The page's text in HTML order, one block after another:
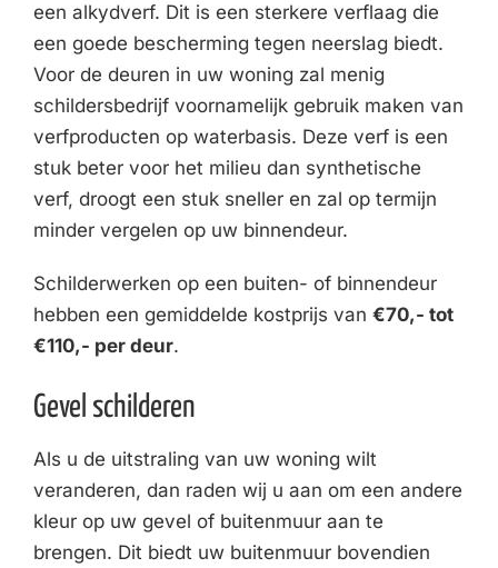
een alkydverf. Dit is een sterkere verflaag die
een goede bescherming tegen neerslag biedt.
Voor de deuren in uw woning zal menig
schildersbedrijf voornamelijk gebruik maken van
verfproducten op waterbasis. Deze verf is een
stuk beter voor het milieu dan synthetische
verf, droogt een stuk sneller en zal op termijn
minder vergelen op uw binnendeur.
Schilderwerken op een buiten- of binnendeur
hebben een gemiddelde kostprijs van €70,- tot
€110,- per deur.
Gevel schilderen
Als u de uitstraling van uw woning wilt
veranderen, dan raden wij u aan om een andere
kleur op uw gevel of buitenmuur aan te
brengen. Dit biedt uw buitenmuur bovendien